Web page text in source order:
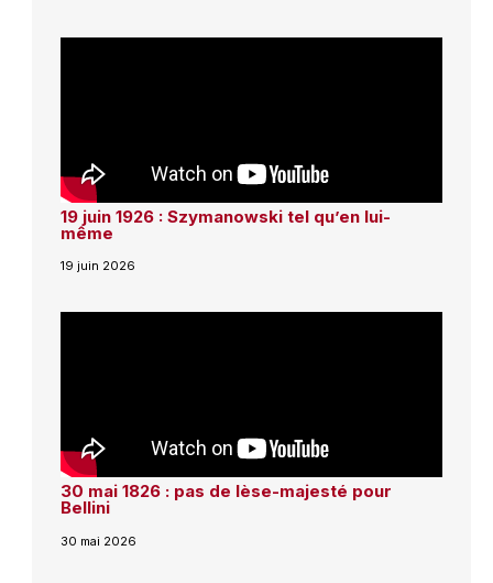
19 juin 1926 : Szymanowski tel qu’en lui-
même
19 juin 2026
30 mai 1826 : pas de lèse-majesté pour
Bellini
30 mai 2026